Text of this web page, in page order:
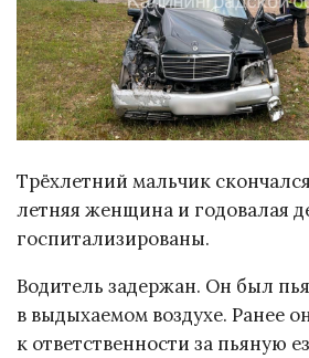
Трёхлетний мальчик
летняя женщина и годовалая
госпитализированы.
Водитель задержан. Он был
в выдыхаемом воздухе. Ранее
к ответственности за пьяную